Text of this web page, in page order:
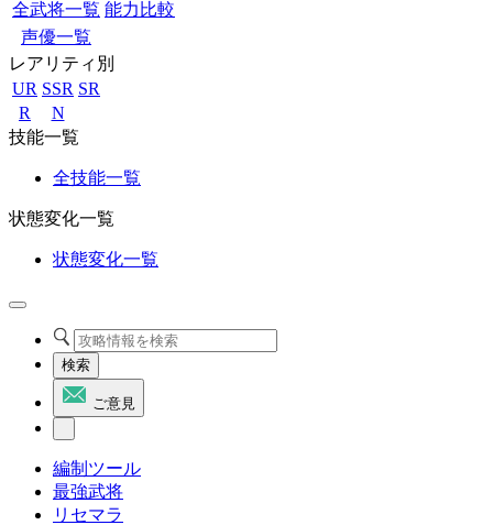
全武将一覧 能力比較
声優一覧
レアリティ別
UR SSR SR
R
N
技能一覧
全技能一覧
状態変化一覧
状態変化一覧
検索
ご意見
編制ツール
最強武将
リセマラ